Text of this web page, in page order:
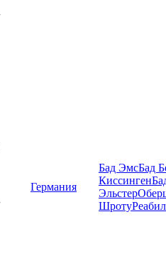
Германия
Бад ЭмсБад
Киссинген
Эльстер
Шроту